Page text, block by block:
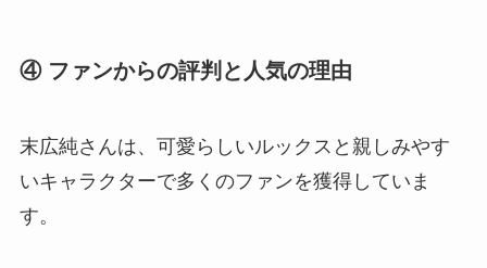
④ ファンからの評判と人気の理由
末広純さんは、可愛らしいルックスと親しみやす
いキャラクターで多くのファンを獲得していま
す。